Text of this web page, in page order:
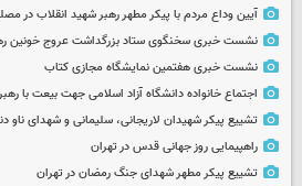
آیین وداع مردم با پیکر مطهر رهبر شهید انقلاب در
نشست خبری سخنگوی ستاد بزرگداشت عروج خونین
نشست خبری هفتمین نمایشگاه مجازی کتاب
اجتماع خانواده دانشگاه آزاد اسلامی جهت بیعت با
تشییع پیکر شهیدان لاریجانی، سلیمانی و شهدای ناو
راهپیمایی روز جهانی قدس در تهران
تشییع پیکر مطهر شهدای جنگ رمضان در تهران